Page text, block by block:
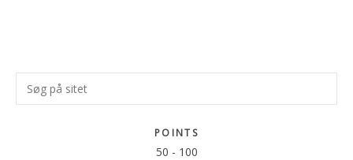
Primær
Sidebar
Søg
på
POINTS
50 - 100